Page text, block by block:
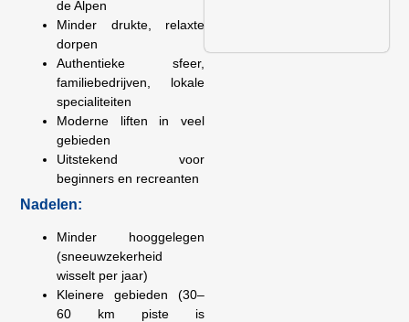
de Alpen
Minder drukte, relaxte
dorpen
Authentieke sfeer,
familiebedrijven, lokale
specialiteiten
Moderne liften in veel
gebieden
Uitstekend voor
beginners en recreanten
Nadelen:
Minder hooggelegen
(sneeuwzekerheid
wisselt per jaar)
Kleinere gebieden (30–
60 km piste is